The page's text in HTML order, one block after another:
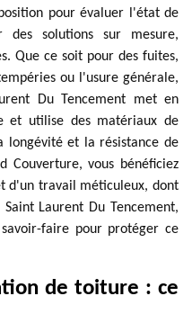
pour évaluer l'état de
solutions sur mesure,
Que ce soit pour des fuites,
ou l'usure générale,
Du Tencement met en
et utilise des matériaux de
et la résistance de
Couverture, vous bénéficiez
d'un travail méticuleux, dont
Laurent Du Tencement,
faire pour protéger ce
de toiture : ce